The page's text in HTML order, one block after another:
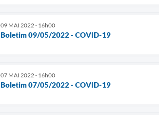
09 MAI 2022 - 16h00
Boletim 09/05/2022 - COVID-19
07 MAI 2022 - 16h00
Boletim 07/05/2022 - COVID-19